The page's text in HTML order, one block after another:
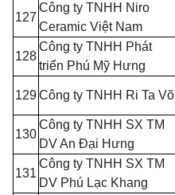
127
Công ty TNHH Niro
Ceramic Việt Nam
128
Công ty TNHH Phát
triển Phú Mỹ Hưng
129Công ty TNHH Ri Ta Võ
130
Công ty TNHH SX TM
DV An Đại Hưng
131
Công ty TNHH SX TM
DV Phú Lạc Khang